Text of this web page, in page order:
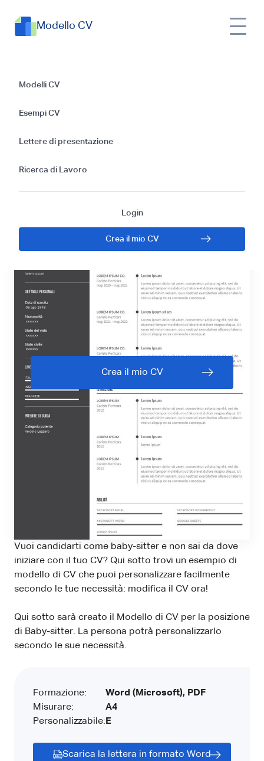
Modello CV
Modelli CV
Esempi CV
Lettere di presentazione
Ricerca di Lavoro
Login
Crea il mio CV
Esempi di CV per la
posizione di Baby-
sitter: Guida Gratis
per il 2024
Crea il mio CV
Vuoi candidarti come baby-sitter e non sai da dove
iniziare con il tuo CV? Qui sotto trovi un esempio di
modello di CV che puoi personalizzare facilmente
secondo le tue necessità: modifica il CV ora!
Qui sotto sarà creato il Modello di CV per la posizione
di Baby-sitter. La persona potrà personalizzarlo
secondo le sue necessità.
Formazione:
Misurare:
Personalizzabile:
Word (Microsoft), PDF
A4
E
Scarica la lettera in formato Word